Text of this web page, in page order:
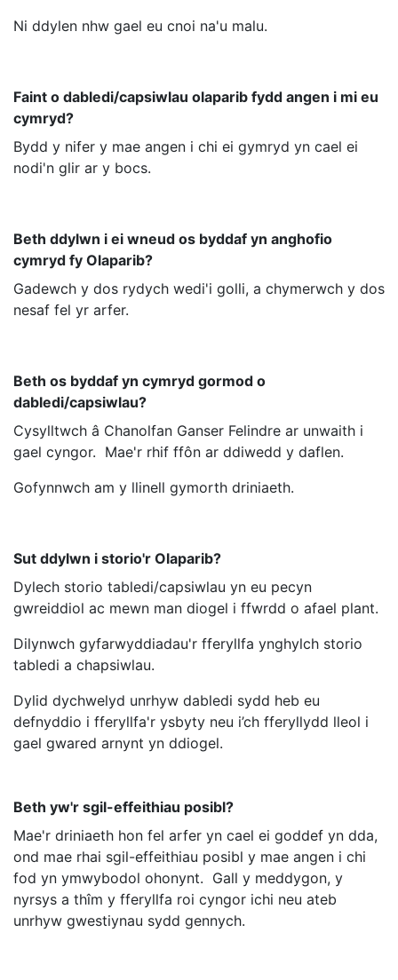
Ni ddylen nhw gael eu cnoi na'u malu.
Faint o dabledi/capsiwlau olaparib fydd angen i mi eu
cymryd?
Bydd y nifer y mae angen i chi ei gymryd yn cael ei
nodi'n glir ar y bocs.
Beth ddylwn i ei wneud os byddaf yn anghofio
cymryd fy Olaparib?
Gadewch y dos rydych wedi'i golli, a chymerwch y dos
nesaf fel yr arfer.
Beth os byddaf yn cymryd gormod o
dabledi/capsiwlau?
Cysylltwch â Chanolfan Ganser Felindre ar unwaith i
gael cyngor. Mae'r rhif ffôn ar ddiwedd y daflen.
Gofynnwch am y llinell gymorth driniaeth.
Sut ddylwn i storio'r Olaparib?
Dylech storio tabledi/capsiwlau yn eu pecyn
gwreiddiol ac mewn man diogel i ffwrdd o afael plant.
Dilynwch gyfarwyddiadau'r fferyllfa ynghylch storio
tabledi a chapsiwlau.
Dylid dychwelyd unrhyw dabledi sydd heb eu
defnyddio i fferyllfa'r ysbyty neu i’ch fferyllydd lleol i
gael gwared arnynt yn ddiogel.
Beth yw'r sgil-effeithiau posibl?
Mae'r driniaeth hon fel arfer yn cael ei goddef yn dda,
ond mae rhai sgil-effeithiau posibl y mae angen i chi
fod yn ymwybodol ohonynt. Gall y meddygon, y
nyrsys a thîm y fferyllfa roi cyngor ichi neu ateb
unrhyw gwestiynau sydd gennych.